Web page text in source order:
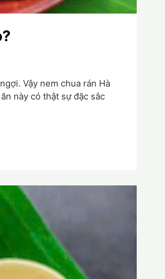
Vậy nem chua rán Hà
này có thật sự đặc sắc